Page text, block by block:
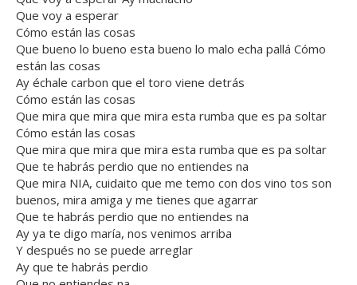
Que voy a esperar
Cómo están las cosas
Que bueno lo bueno esta bueno lo malo echa pallá Cómo
están las cosas
Ay échale carbon que el toro viene detrás
Cómo están las cosas
Que mira que mira que mira esta rumba que es pa soltar
Cómo están las cosas
Que mira que mira que mira esta rumba que es pa soltar
Que te habrás perdio que no entiendes na
Que mira NIA, cuidaito que me temo con dos vino tos son
buenos, mira amiga y me tienes que agarrar
Que te habrás perdio que no entiendes na
Ay ya te digo maría, nos venimos arriba
Y después no se puede arreglar
Ay que te habrás perdio